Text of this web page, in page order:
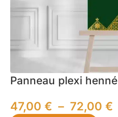
Panneau plexi henné
47,00 € – 72,00 €